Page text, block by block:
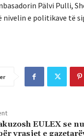
Pälvi Pulli,
e politikave të
EULEX se
vrasjet e